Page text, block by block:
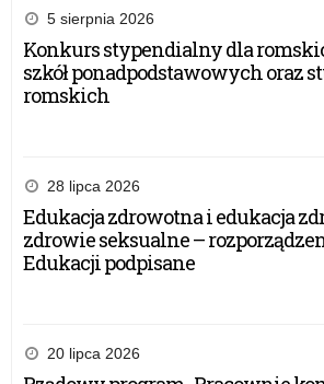
5 sierpnia 2026
Konkurs stypendialny dla
szkół ponadpodstawowych oraz
romskich
28 lipca 2026
Edukacja zdrowotna i edukacja
zdrowie seksualne –
Edukacji podpisane
20 lipca 2026